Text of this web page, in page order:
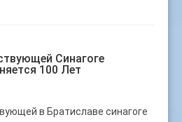
Синагоге
100 Лет
в Братиславе синагоге